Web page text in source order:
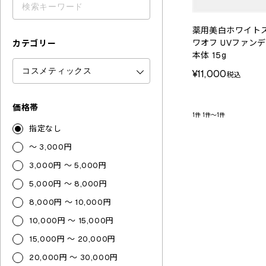
カテゴリー
価格帯
指定なし
～ 3,000円
3,000円 ～ 5,000円
5,000円 ～ 8,000円
8,000円 ～ 10,000円
10,000円 ～ 15,000円
15,000円 ～ 20,000円
20,000円 ～ 30,000円
薬用美白ホワイト
ワオフ UVファン
本体 15g
¥11,000税込
1件 1件～1件